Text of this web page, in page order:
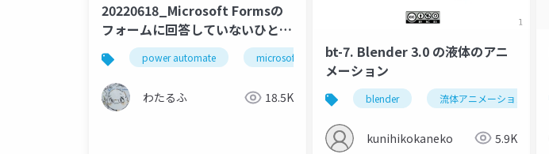
20220618_Microsoft Formsの
フォームに回答していないひとに
対する催促を自動化した話
power automate microsoft forms microsoft teams
わたるふ 18.5K
bt-7. Blender 3.0 の液体のアニ
メーション
blender 流体アニメーション
kunihikokaneko 5.9K